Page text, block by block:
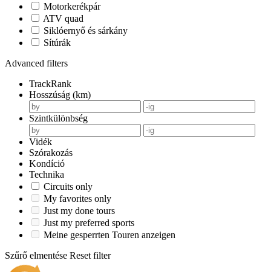
Motorkerékpár
ATV quad
Siklóernyő és sárkány
Sítúrák
Advanced filters
TrackRank
Hosszúság (km)
Szintkülönbség
Vidék
Szórakozás
Kondíció
Technika
Circuits only
My favorites only
Just my done tours
Just my preferred sports
Meine gesperrten Touren anzeigen
Szűrő elmentése Reset filter